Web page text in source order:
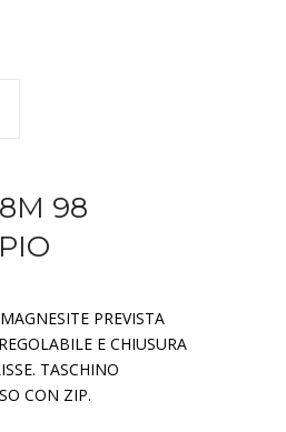
98
PREVISTA
E CHIUSURA
TASCHINO
CON ZIP.